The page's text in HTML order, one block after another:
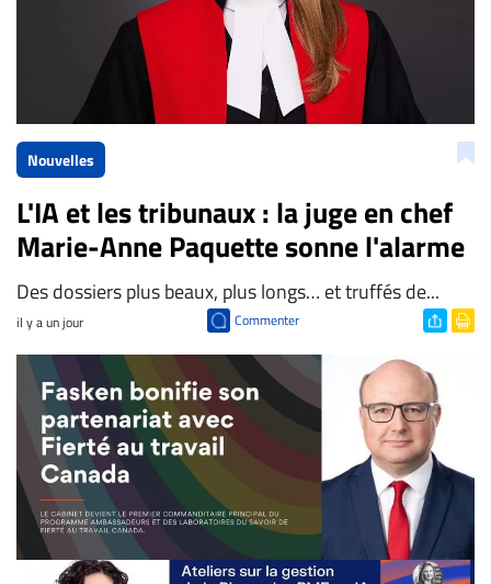
Nouvelles
L'IA et les tribunaux : la juge en chef
Marie-Anne Paquette sonne l'alarme
Des dossiers plus beaux, plus longs… et truffés de...
il y a un jour Commenter